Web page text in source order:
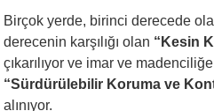
Birçok yerde, birinci derecede
derecenin karşılığı olan “Kesin
çıkarılıyor ve imar ve
“Sürdürülebilir Koruma ve
alınıyor.